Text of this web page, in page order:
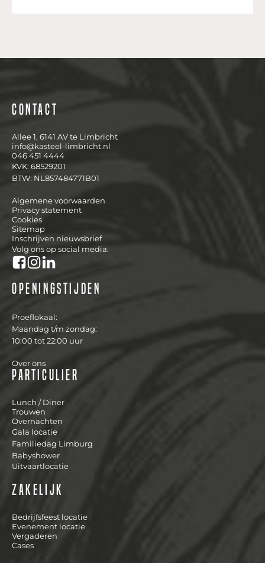
Contact
Allee 1, 6141 AV te Limbricht
info@kasteel-limbricht.nl
046 451 4444
KVK: 68529201
BTW: NL857484771B01
Algemene voorwaarden
Privacy statement
Cookies
Sitemap
Inschrijven nieuwsbrief
Volg ons op social media:
Openingstijden
Proeflokaal:
Maandag t/m zondag:
10:00 tot 22:00 uur
Over ons
Particulier
Lunch / Diner
Trouwen
Overnachten
Gala locatie
Familiedag Limburg
Babyshower
Uitvaartlocatie
Zakelijk
Bedrijfsfeest locatie
Evenement locatie
Vergaderen
Cases